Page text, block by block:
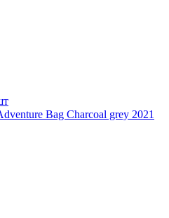
Bag Charcoal grey 2021